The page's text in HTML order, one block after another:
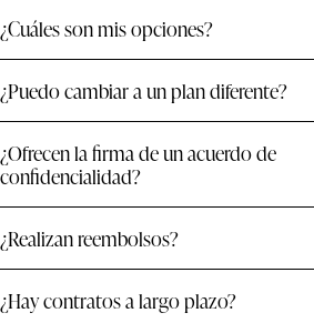
¿Cuáles son mis opciones?
¿Puedo cambiar a un plan diferente?
¿Ofrecen la firma de un acuerdo de
confidencialidad?
¿Realizan reembolsos?
¿Hay contratos a largo plazo?